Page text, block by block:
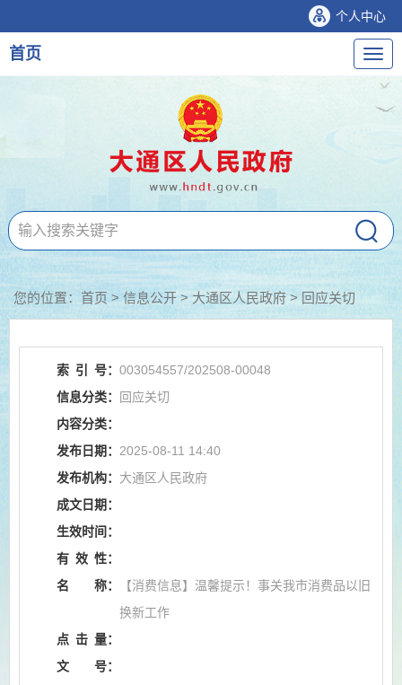
个人中心
导
航
首页
您的位置： 首页>信息公开> 大通区人民政府> 回应关切
索 引 号： 003054557/202508-00048
信息分类：
回应关切
内容分类：
发布日期： 2025-08-11 14:40
发布机构： 大通区人民政府
成文日期：
生效时间：
有 效 性：
名
称：
【消费信息】温馨提示！事关我市消费品以旧
换新工作
点 击 量：
文
号：